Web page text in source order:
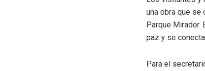
una obra que
Parque Mirador.
paz y se
Para el